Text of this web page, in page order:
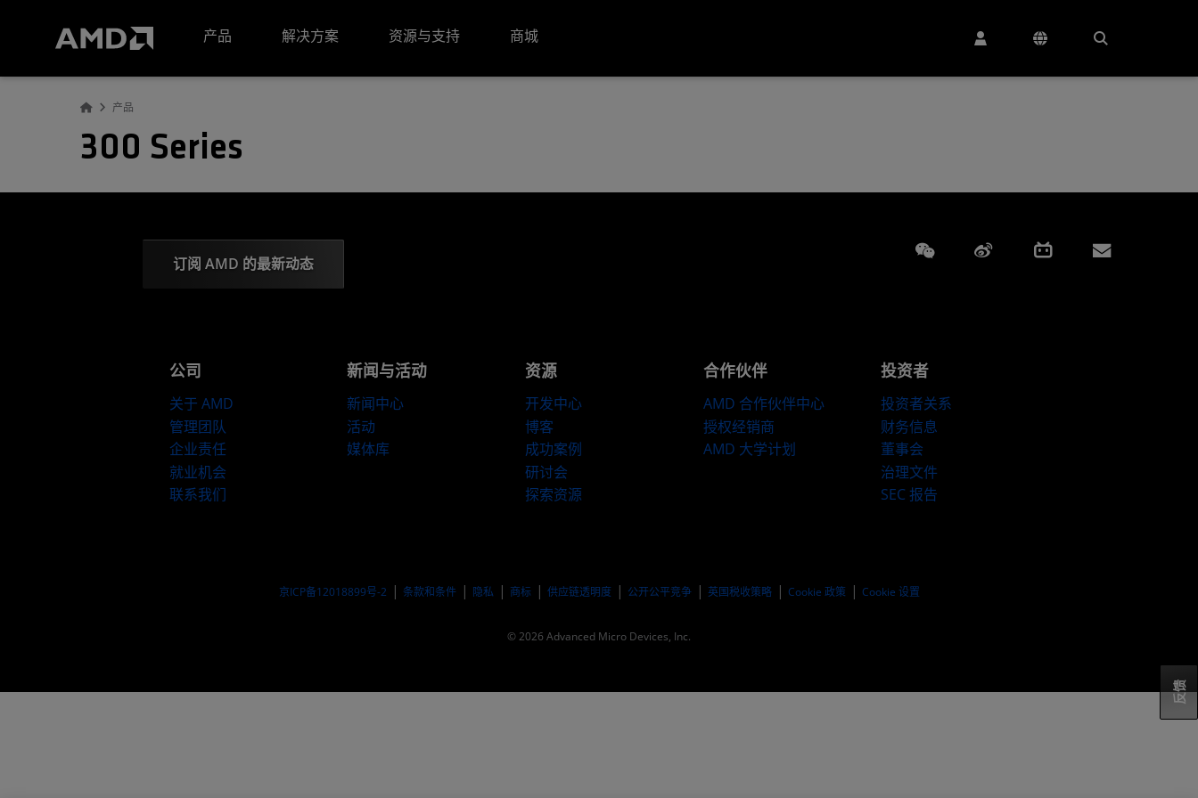
产品
解决方案 资源与支持 商城
产品
300 Series
订阅 AMD 的最新动态
Weixin Weibo Bilibili
公司
关于 AMD
管理团队
企业责任
就业机会
联系我们
新闻与活动
新闻中心
活动
媒体库
资源
开发中心
博客
成功案例
研讨会
探索资源
合作伙伴
AMD 合作伙伴中心
授权经销商
AMD 大学计划
投资者
投资者关系
财务信息
董事会
治理文件
SEC 报告
京ICP备12018899号-2 ​条款和条件 隐私 商标 供应链透明度 公开公平竞争 英国税收策略 Cookie 政策 Cookie 设置
© 2026 Advanced Micro Devices, Inc.
反馈